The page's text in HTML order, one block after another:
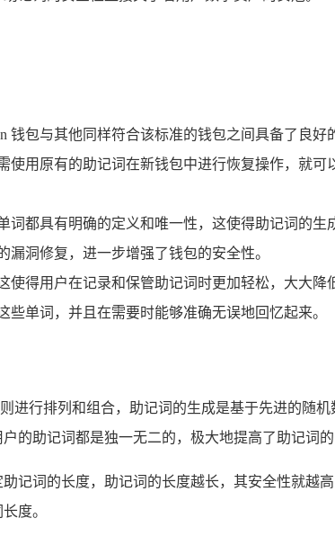
钱包与其他同样符合该标准的钱包之间具备了良
用原有的助记词在新钱包中进行恢复操作，就
词都具有明确的定义和唯一性，这使得助记词的
洞修复，进一步增强了钱包的安全性。
使得用户在记录和保管助记词时更加轻松，大大
单词，并且在需要时能够准确无误地回忆起来。
进行排列和组合，助记词的生成是基于先进的随
的助记词都是独一无二的，极大地提高了助记词的
记词的长度，助记词的长度越长，其安全性就越
度。